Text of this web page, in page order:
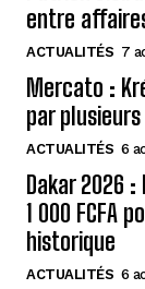
entre
ACTUALITÉS 7
Mercato :
par
ACTUALITÉS 6
Dakar 2026
1 000 FCFA
historique
ACTUALITÉS 6